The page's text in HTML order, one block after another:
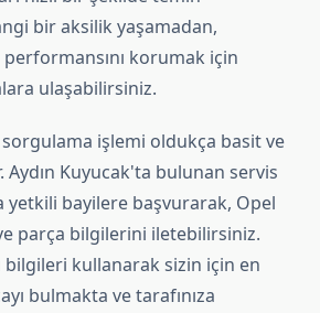
bir aksilik yaşamadan,
performansını korumak için
ulaşabilirsiniz.
işlemi oldukça basit ve
Aydın Kuyucak'ta bulunan servis
yetkili bayilere başvurarak, Opel
parça bilgilerini iletebilirsiniz.
bilgileri kullanarak sizin için en
bulmakta ve tarafınıza